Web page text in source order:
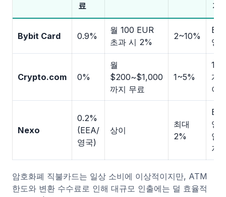
료
지
Bybit Card 0.9%
월 100 EUR
초과 시 2%
2~10%
영
Crypto.com 0%
월
$200~$1,000
까지 무료
1~5%
130
개
이
Nexo
0.2%
(EEA/
영국)
상이
최대
2%
영
일
지
암호화폐 직불카드는 일상 소비에 이상적이지만, ATM
한도와 변환 수수료로 인해 대규모 인출에는 덜 효율적